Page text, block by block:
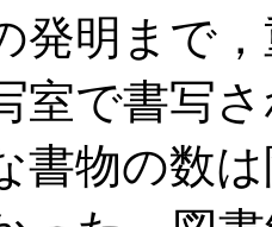
明まで
室で書写
書物の数